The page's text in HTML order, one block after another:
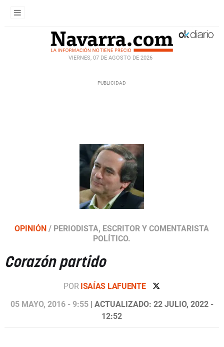
VIERNES, 07 DE AGOSTO DE 2026
OPINIÓN / PERIODISTA, ESCRITOR Y COMENTARISTA
POLÍTICO.
Corazón partido
POR ISAÍAS LAFUENTE
05 MAYO, 2016 - 9:55| ACTUALIZADO: 22 JULIO, 2022 -
12:52